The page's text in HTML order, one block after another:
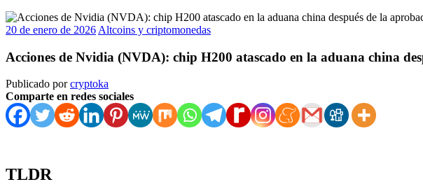
20 de enero de 2026 Altcoins y criptomonedas
Acciones de Nvidia (NVDA): chip H200 atascado en la aduana china
Publicado porcryptoka
Comparte en redes sociales
TLDR